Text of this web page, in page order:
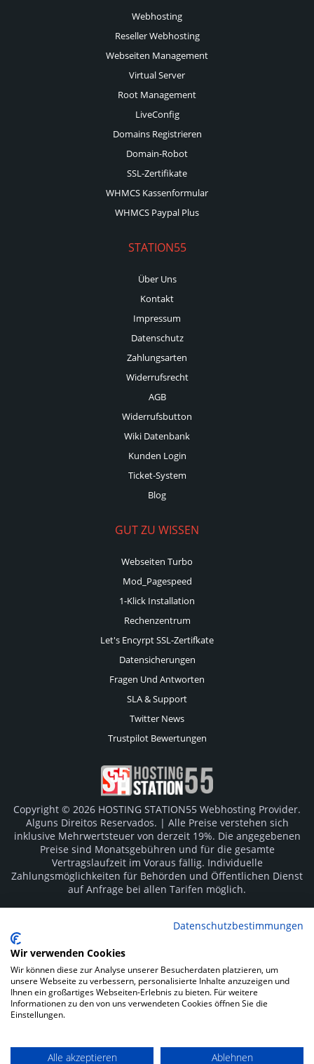
Webhosting
Reseller Webhosting
Webseiten Management
Virtual Server
Root Management
LiveConfig
Domains Registrieren
Domain-Robot
SSL-Zertifikate
WHMCS Kassenformular
WHMCS Paypal Plus
STATION55
Über Uns
Kontakt
Impressum
Datenschutz
Zahlungsarten
Widerrufsrecht
AGB
Widerrufsbutton
Wiki Datenbank
Kunden Login
Ticket-System
Blog
GUT ZU WISSEN
Webseiten Turbo
Mod_Pagespeed
1-Klick Installation
Rechenzentrum
Let's Encyrpt SSL-Zertifkate
Datensicherungen
Fragen Und Antworten
SLA & Support
Twitter News
Trustpilot Bewertungen
Copyright © 2026 HOSTING STATION55 Webhosting Provider.
Alguns Direitos Reservados. | Alle Preise verstehen sich
inklusive Mehrwertsteuer von derzeit 19%. Die angegebenen
Preise sind Monatsgebühren und für die gesamte
Vertragslaufzeit im Voraus fällig. Individuelle
Zahlungsmöglichkeiten für Behörden und Öffentlichen Dienst
auf Anfrage bei allen Tarifen möglich.
Hersteller. Irrtümer vorbehalten.
SOCIAL MEDIA
Datenschutzbestimmungen
Wir verwenden Cookies
Wir können diese zur Analyse unserer Besucherdaten platzieren, um
unsere Webseite zu verbessern, personalisierte Inhalte anzuzeigen und
Ihnen ein großartiges Webseiten-Erlebnis zu bieten. Für weitere
Informationen zu den von uns verwendeten Cookies öffnen Sie die
Einstellungen.
Alle akzeptieren Ablehnen